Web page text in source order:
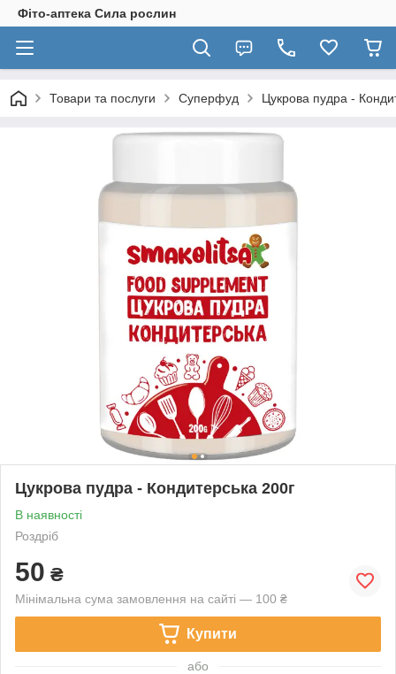
Фіто-аптека Сила рослин
Товари та послуги Суперфуд Цукрова пудра -
Цукрова пудра - Кондитерська 200г
В наявності
Роздріб
50 ₴
Мінімальна сума замовлення на сайті — 100 ₴
Купити
або